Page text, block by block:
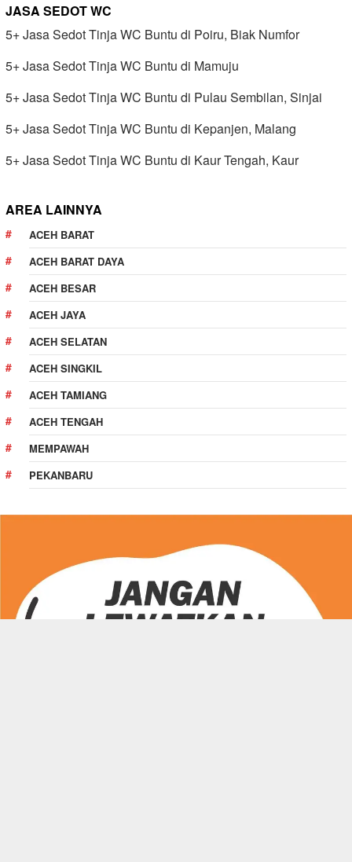
JASA SEDOT WC
5+ Jasa Sedot Tinja WC Buntu di Poiru, Biak Numfor
5+ Jasa Sedot Tinja WC Buntu di Mamuju
5+ Jasa Sedot Tinja WC Buntu di Pulau Sembilan, Sinjai
5+ Jasa Sedot Tinja WC Buntu di Kepanjen, Malang
5+ Jasa Sedot Tinja WC Buntu di Kaur Tengah, Kaur
AREA LAINNYA
ACEH BARAT
ACEH BARAT DAYA
ACEH BESAR
ACEH JAYA
ACEH SELATAN
ACEH SINGKIL
ACEH TAMIANG
ACEH TENGAH
MEMPAWAH
PEKANBARU